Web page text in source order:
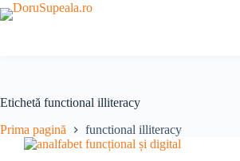
Sari
la
Etichetă functional illiteracy
Prima pagină functional illiteracy